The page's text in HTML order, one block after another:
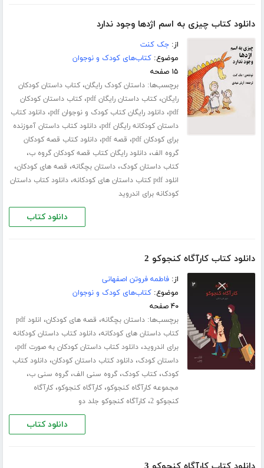
دانلود کتاب چیزی به اسم اژدها وجود ندارد
از:جک کنت
موضوع:کتاب‌های کودک و نوجوان
۱۵ صفحه
برچسب‌ها:داستان کودک رایگان،کتاب داستان کودکان
رایگان،کتاب داستان رایگان pdf ،کتاب داستان کودکان
pdf،دانلود رایگان کتاب کودک و نوجوان pdf ،دانلود کتاب
داستان کودکانه رایگان pdf
،دانلود کتاب داستان آموزنده
برای کودکان pdf
، قصه pdf ،دانلود کتاب قصه کودکان
گروه الف،دانلود رایگان کتاب قصه کودکان گروه ب،
کتاب داستان کودک،داستان بچگانه، قصه های کودکان،
انلود pdf کتاب داستان های کودکانه ،دانلود کتاب داستان
کودکانه برای اندروید
دانلود کتاب
دانلود کتاب کارآگاه کنجوکو 2
از:فاطمه فروتن اصفهانی
موضوع:کتاب‌های کودک و نوجوان
۴۰ صفحه
برچسب‌ها:داستان بچگانه، قصه های کودکان،
انلود pdf
کتاب داستان های کودکانه،دانلود کتاب داستان کودکانه
برای اندروید،دانلود کتاب داستان کودکان به صورت pdf ،
داستان کودک،دانلود کتاب داستان کودکان،دانلود کتاب
کودک،کتاب کودک،گروه سنی الف،گروه سنی ب،
مجموعه کارآگاه کنجوکو،کارآگاه کنجوکو،کارآگاه
کنجوکو 2 ،کارآگاه کنجوکو جلد دو
دانلود کتاب